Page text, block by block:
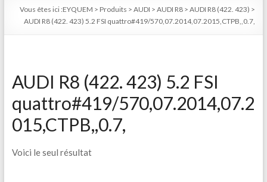
Vous êtes ici :EYQUEM > Produits >AUDI >AUDI R8 >AUDI R8 (422. 423) >
AUDI R8 (422. 423) 5.2 FSI quattro#419/570,07.2014,07.2015,CTPB,,0.7,
AUDI R8 (422. 423) 5.2 FSI
quattro#419/570,07.2014,07.2
015,CTPB,,0.7,
Voici le seul résultat